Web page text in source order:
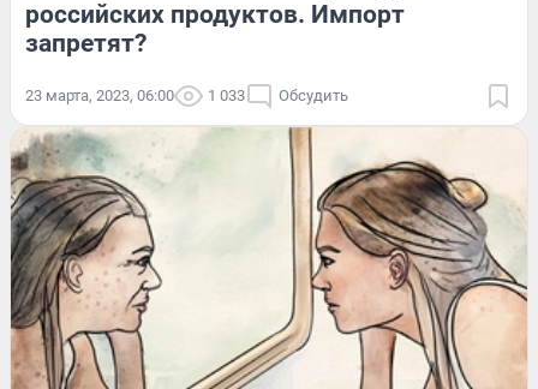
российских продуктов. Импорт
запретят?
23 марта, 2023, 06:00 1 033 Обсудить